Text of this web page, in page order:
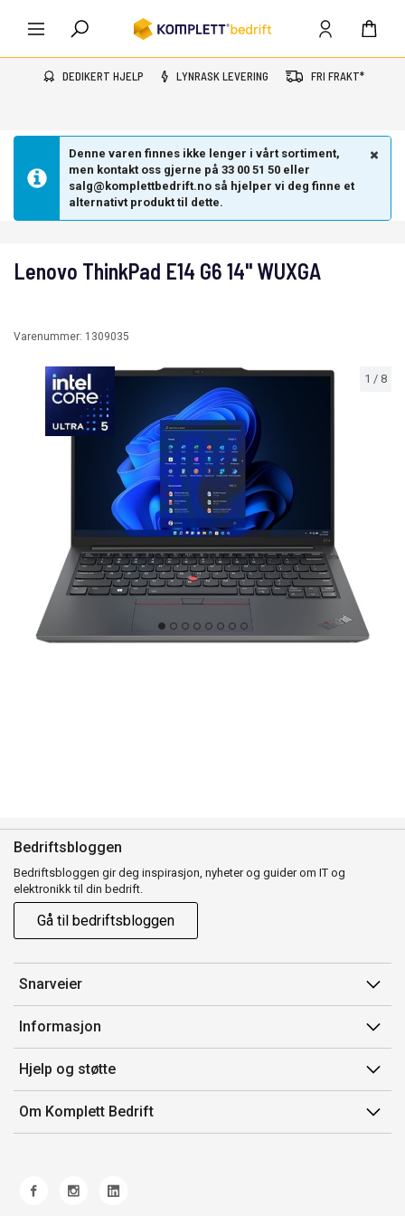
DEDIKERT HJELP LYNRASK LEVERING FRI FRAKT*
Denne varen finnes ikke lenger i vårt sortiment,
men kontakt oss gjerne på 33 00 51 50 eller
salg@komplettbedrift.no så hjelper vi deg finne et
alternativt produkt til dette.
1 / 8
Lenovo ThinkPad E14 G6 14" WUXGA
Varenummer: 1309035
Bedriftsbloggen
Bedriftsbloggen gir deg inspirasjon, nyheter og guider om IT og
elektronikk til din bedrift.
Gå til bedriftsbloggen
Snarveier
Min side
Ordreoversikt
Mine produkter
Informasjon
Salgsbetingelser
Avtalevilkår for Komplett Bedrift Pluss
Produsenter
Hjelp og støtte
Kontakt oss
Retur
Ofte stilte spørsmål
Om Komplett Bedrift